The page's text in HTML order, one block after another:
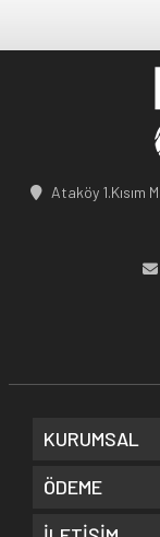
Ataköy 1.Kısım
KURUMSAL
ÖDEME